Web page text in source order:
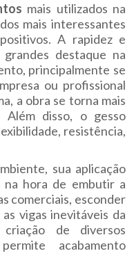
mais utilizados na
mais interessantes
A rapidez e
destaque na
principalmente se
ou profissional
a obra se torna mais
Além disso, o gesso
resistência,
sua aplicação
hora de embutir a
comerciais, esconder
vigas inevitáveis da
de diversos
acabamento